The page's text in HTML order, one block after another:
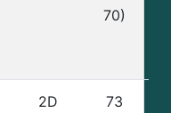
70)
2D
73